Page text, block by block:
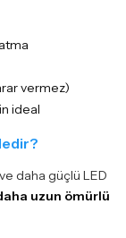
vermez)
ideal
daha güçlü LED
uzun ömürlü